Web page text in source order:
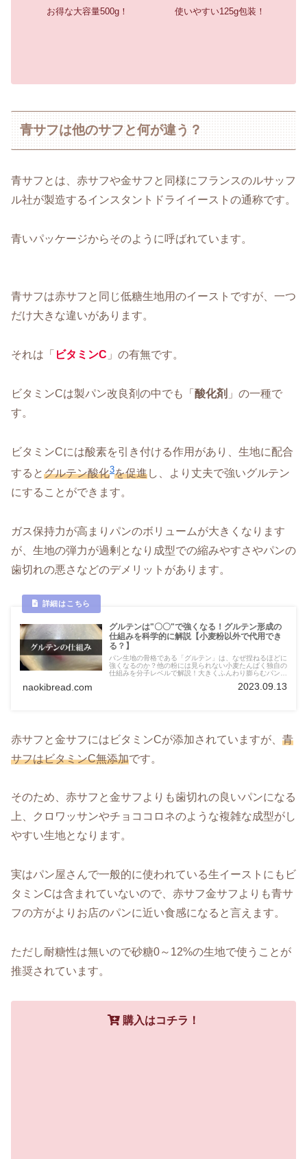
お得な大容量500g！ 使いやすい125g包装！
青サフは他のサフと何が違う？
青サフとは、赤サフや金サフと同様にフランスのルサッフ
ル社が製造するインスタントドライイーストの通称です。
青いパッケージからそのように呼ばれています。
青サフは赤サフと同じ低糖生地用のイーストですが、一つ
だけ大きな違いがあります。
それは「 ビタミンC 」の有無です。
ビタミンCは製パン改良剤の中でも「 酸化剤 」の一種で
す。
ビタミンCには酸素を引き付ける作用があり、生地に配合
するとグルテン酸化3を促進し、より丈夫で強いグルテン
にすることができます。
ガス保持力が高まりパンのボリュームが大きくなります
が、生地の弾力が過剰となり成型での縮みやすさやパンの
歯切れの悪さなどのデメリットがあります。
グルテンは"〇〇"で強くなる！グルテン形成の
仕組みを科学的に解説【小麦粉以外で代用でき
る？】
パン生地の骨格である「グルテン」は、なぜ捏ねるほどに
強くなるのか？他の粉には見られない小麦たんぱく独自の
仕組みを分子レベルで解説！大きくふんわり膨らむパンを
naokibread.com 2023.09.13
赤サフと金サフにはビタミンCが添加されていますが、 青
サフはビタミンC無添加です。
そのため、赤サフと金サフよりも歯切れの良いパンになる
上、クロワッサンやチョココロネのような複雑な成型がし
やすい生地となります。
実はパン屋さんで一般的に使われている生イーストにもビ
タミンCは含まれていないので、赤サフ金サフよりも青サ
フの方がよりお店のパンに近い食感になると言えます。
ただし耐糖性は無いので砂糖0～12%の生地で使うことが
推奨されています。
購入はコチラ！